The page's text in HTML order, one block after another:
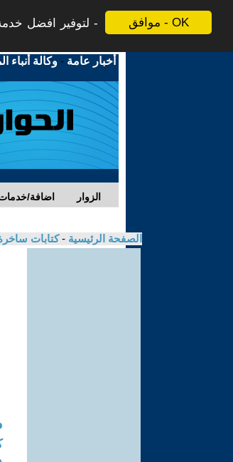
موافق - OK
لتوفير افضل
أخبار عامة -وكالة أنباء
اضافة/ الزوار
الصفحة الرئيسية -كتابات